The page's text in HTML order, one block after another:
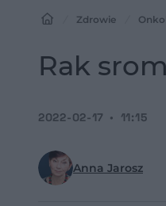
Zdrowie
Rak
Anna Jarosz
2022-02-17 11:15